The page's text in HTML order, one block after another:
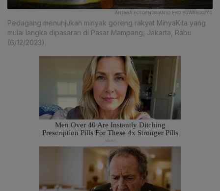
ANTARA FOTO/INDRIANTO EKO SUWARSO/YU
Pedagang menunjukan minyak goreng rakyat MinyaKita yang
mulai langka dipasaran di Pasar Mampang, Jakarta, Rabu
(6/12/2023).